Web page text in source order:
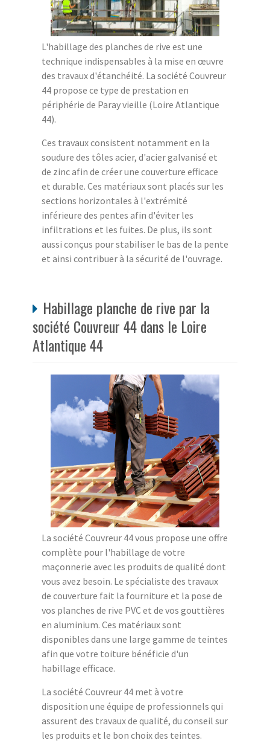
L'habillage des planches de rive est une
technique indispensables à la mise en œuvre
des travaux d'étanchéité. La société Couvreur
44 propose ce type de prestation en
périphérie de Paray vieille (Loire Atlantique
44).
Ces travaux consistent notamment en la
soudure des tôles acier, d'acier galvanisé et
de zinc afin de créer une couverture efficace
et durable. Ces matériaux sont placés sur les
sections horizontales à l'extrémité
inférieure des pentes afin d'éviter les
infiltrations et les fuites. De plus, ils sont
aussi conçus pour stabiliser le bas de la pente
et ainsi contribuer à la sécurité de l'ouvrage.
Habillage planche de rive par la
société Couvreur 44 dans le Loire
Atlantique 44
La société Couvreur 44 vous propose une offre
complète pour l'habillage de votre
maçonnerie avec les produits de qualité dont
vous avez besoin. Le spécialiste des travaux
de couverture fait la fourniture et la pose de
vos planches de rive PVC et de vos gouttières
en aluminium. Ces matériaux sont
disponibles dans une large gamme de teintes
afin que votre toiture bénéficie d'un
habillage efficace.
La société Couvreur 44 met à votre
disposition une équipe de professionnels qui
assurent des travaux de qualité, du conseil sur
les produits et le bon choix des teintes.